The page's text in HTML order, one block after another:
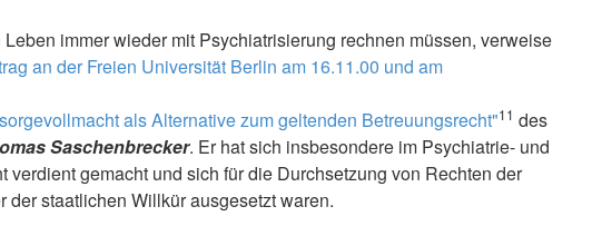
immer wieder mit Psychiatrisierung rechnen müssen, verweise
an der Freien Universität Berlin am 16.11.00 und am
als Alternative zum geltenden Betreuungsrecht"11 des
Saschenbrecker. Er hat sich insbesondere im Psychiatrie- und
verdient gemacht und sich für die Durchsetzung von Rechten der
staatlichen Willkür ausgesetzt waren.